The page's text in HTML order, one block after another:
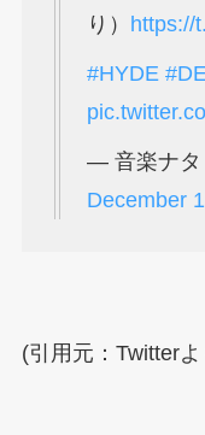
り）
https://
#HYDE
— 音楽ナタ
December
(引用元：Twitterよ